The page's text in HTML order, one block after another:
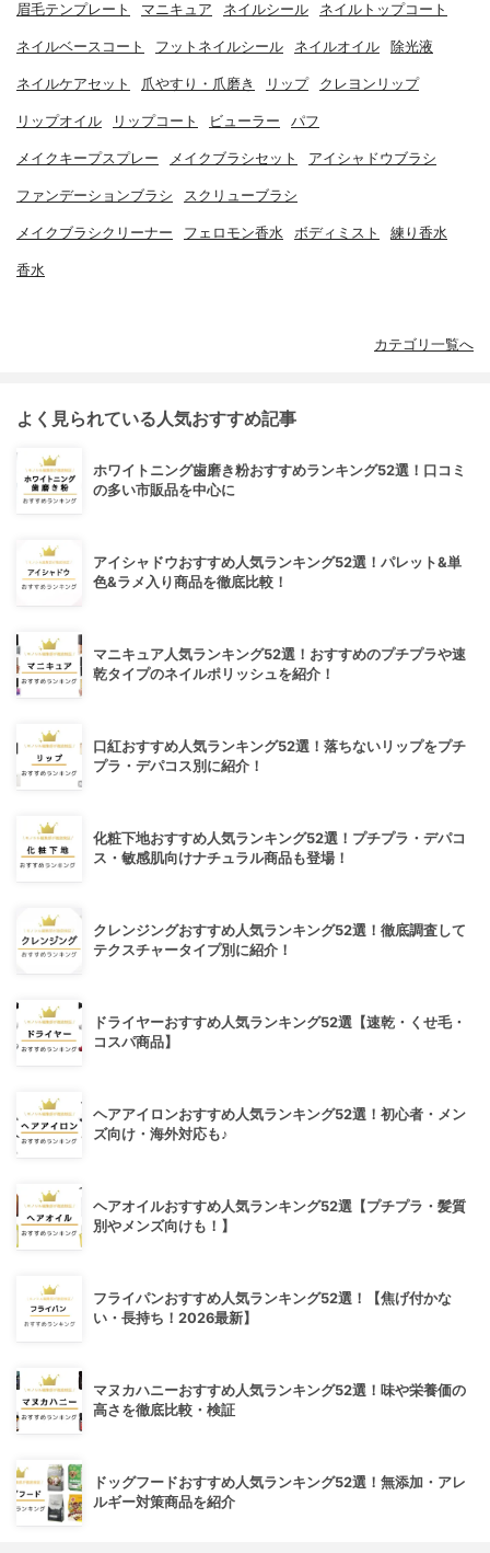
眉毛テンプレート マニキュア ネイルシール ネイルトップコート
ネイルベースコート フットネイルシール ネイルオイル 除光液
ネイルケアセット 爪やすり・爪磨き リップ クレヨンリップ
リップオイル リップコート ビューラー パフ
メイクキープスプレー メイクブラシセット アイシャドウブラシ
ファンデーションブラシ スクリューブラシ
メイクブラシクリーナー フェロモン香水 ボディミスト 練り香水
香水
カテゴリ一覧へ
よく見られている人気おすすめ記事
ホワイトニング歯磨き粉おすすめランキング52選！口コミ
の多い市販品を中心に
アイシャドウおすすめ人気ランキング52選！パレット&単
色&ラメ入り商品を徹底比較！
マニキュア人気ランキング52選！おすすめのプチプラや速
乾タイプのネイルポリッシュを紹介！
口紅おすすめ人気ランキング52選！落ちないリップをプチ
プラ・デパコス別に紹介！
化粧下地おすすめ人気ランキング52選！プチプラ・デパコ
ス・敏感肌向けナチュラル商品も登場！
クレンジングおすすめ人気ランキング52選！徹底調査して
テクスチャータイプ別に紹介！
ドライヤーおすすめ人気ランキング52選【速乾・くせ毛・
コスパ商品】
ヘアアイロンおすすめ人気ランキング52選！初心者・メン
ズ向け・海外対応も♪
ヘアオイルおすすめ人気ランキング52選【プチプラ・髪質
別やメンズ向けも！】
フライパンおすすめ人気ランキング52選！【焦げ付かな
い・長持ち！2026最新】
マヌカハニーおすすめ人気ランキング52選！味や栄養価の
高さを徹底比較・検証
ドッグフードおすすめ人気ランキング52選！無添加・アレ
ルギー対策商品を紹介